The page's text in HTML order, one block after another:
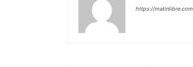
https://matinlibre.com